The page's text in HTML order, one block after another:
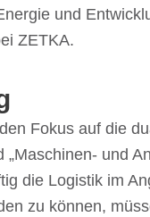
und
ZETKA.
Fokus auf die
und
die Logis­tik im
zu können,